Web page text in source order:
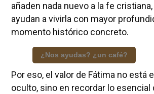
añaden nada nuevo a la fe
ayudan a vivirla con mayor
momento histórico concreto.
¿Nos ayudas? ¿un café?
Por eso, el valor de Fátima no está
oculto, sino en recordar lo esencial